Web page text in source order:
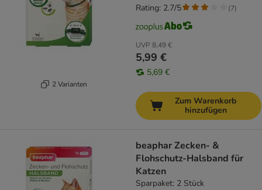
2 Varianten
UVP 8,49 €
5,99 €
5,69 €
Rating: 2.7/5 (7)
Zum Warenkorb
hinzufügen
beaphar Zecken- &
Flohschutz-Halsband für
Katzen
Sparpaket: 2 Stück